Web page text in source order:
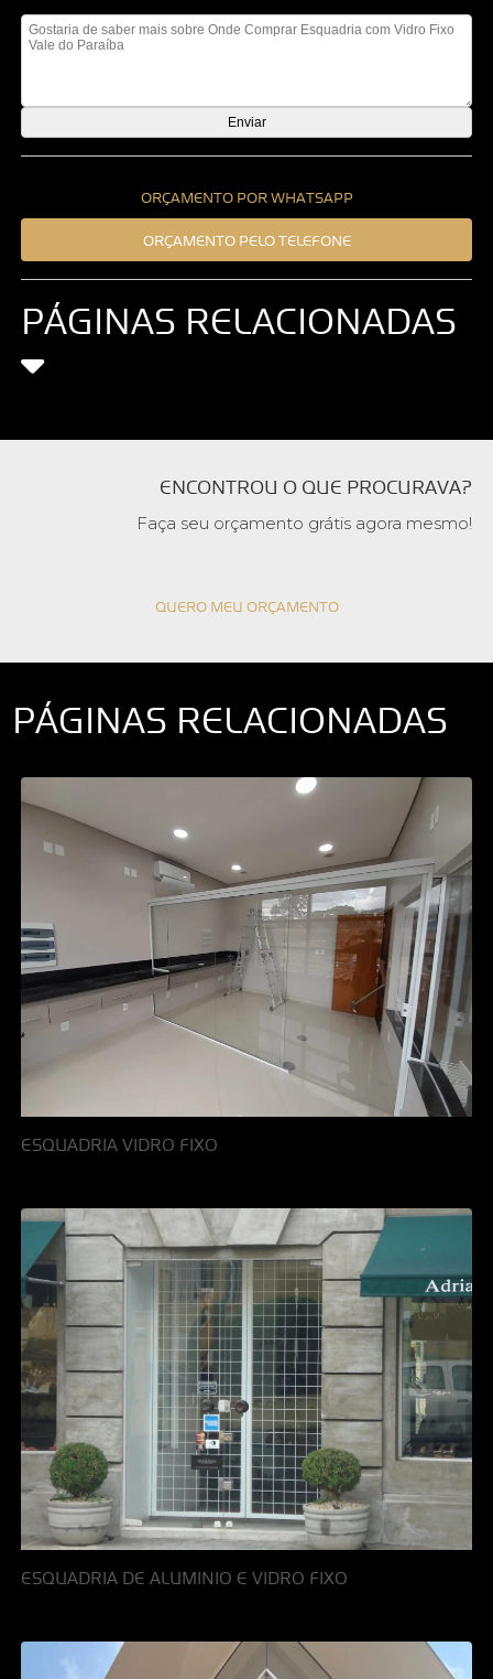
ORÇAMENTO POR WHATSAPP
ORÇAMENTO PELO TELEFONE
PÁGINAS RELACIONADAS
ENCONTROU O QUE PROCURAVA?
Faça seu orçamento grátis agora mesmo!
QUERO MEU ORÇAMENTO
PÁGINAS RELACIONADAS
ESQUADRIA VIDRO FIXO
ESQUADRIA DE ALUMINIO E VIDRO FIXO